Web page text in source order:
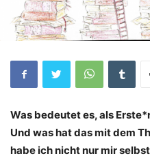
Was bedeutet es, als
Und was hat das mit dem
habe ich nicht nur mir